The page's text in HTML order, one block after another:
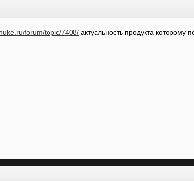
forum/topic/7408/ актуальность продукта которому